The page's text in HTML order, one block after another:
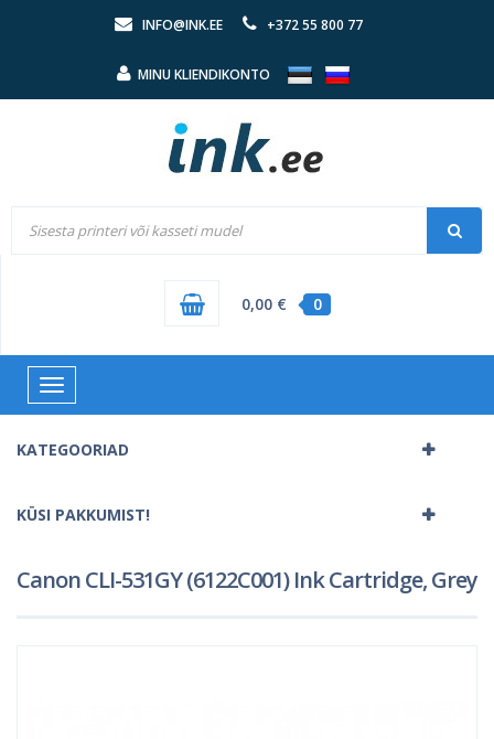
INFO@INK.EE +372 55 800 77
MINU KLIENDIKONTO
0
0,00 €
Toggle
navigation
KATEGOORIAD
KÜSI PAKKUMIST!
Canon CLI-531GY (6122C001) Ink Cartridge, Grey